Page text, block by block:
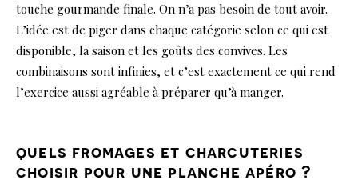
touche gourmande finale. On n’a pas besoin de tout avoir.
L’idée est de piger dans chaque catégorie selon ce qui est
disponible, la saison et les goûts des convives. Les
combinaisons sont infinies, et c’est exactement ce qui rend
l’exercice aussi agréable à préparer qu’à manger.
quels fromages et charcuteries
choisir pour une planche apéro ?